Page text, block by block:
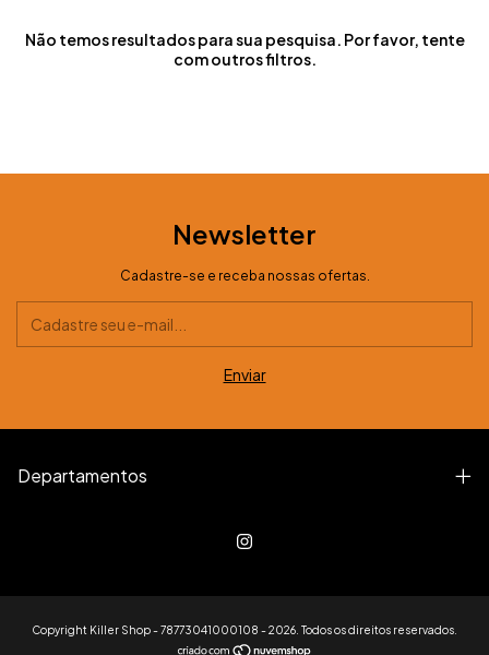
Não temos resultados para sua pesquisa. Por favor, tente
com outros filtros.
Newsletter
Cadastre-se e receba nossas ofertas.
Departamentos
Copyright Killer Shop - 78773041000108 - 2026. Todos os direitos reservados.